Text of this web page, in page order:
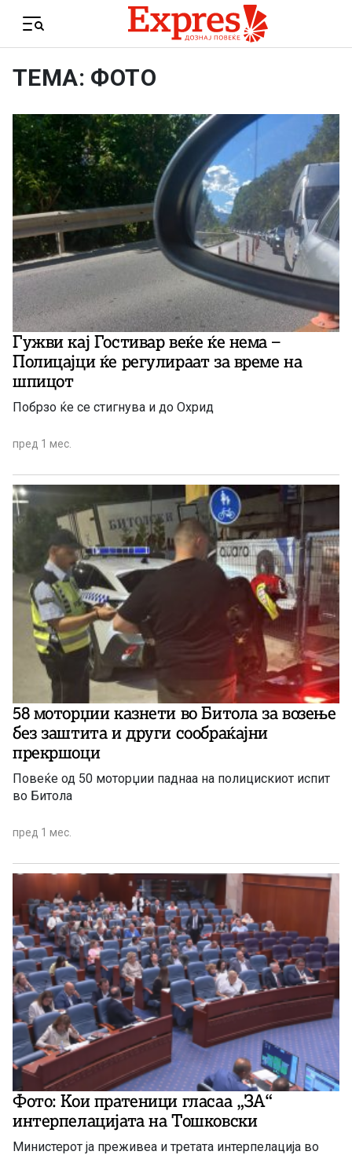
Menu
ТЕМА: ФОТО
Гужви кај Гостивар веќе ќе нема –
Полицајци ќе регулираат за време на
шпицот
Побрзо ќе се стигнува и до Охрид
пред 1 мес.
58 моторџии казнети во Битола за возење
без заштита и други сообраќајни
прекршоци
Повеќе од 50 моторџии паднаа на полицискиот испит
во Битола
пред 1 мес.
Фото: Кои пратеници гласаа „ЗА“
интерпелацијата на Тошковски
Министерот ја преживеа и третата интерпелација во